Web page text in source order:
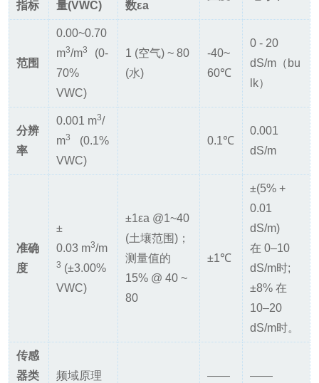
指标
量(VWC)
数εa
范围
0.00~0.70
m3/m3
(0-
70%
VWC)
1 (空气) ~ 80
(水)
-40~
60℃
0 - 20
dS/m（bu
lk）
分辨
率
0.001 m3/
m3
(0.1%
VWC)
0.1℃
0.001
dS/m
准确
度
±
0.03 m3/m
3 (±3.00%
VWC)
±1εa @1~40
(土壤范围)；
测量值的
15% @ 40 ~
80
±1℃
±(5% +
0.01
dS/m)
在 0–10
dS/m时;
±8% 在
10–20
dS/m时。
传感
器类
频域原理 —— ——